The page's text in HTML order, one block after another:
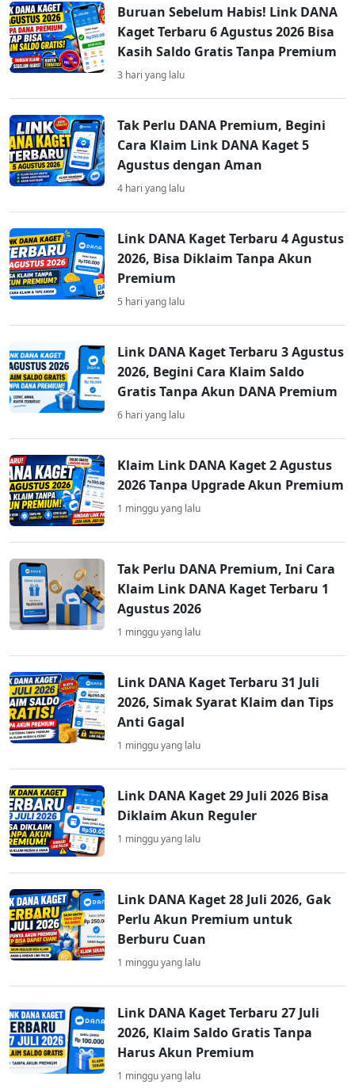
Buruan Sebelum Habis! Link DANA
Kaget Terbaru 6 Agustus 2026 Bisa
Kasih Saldo Gratis Tanpa Premium
3 hari yang lalu
Tak Perlu DANA Premium, Begini
Cara Klaim Link DANA Kaget 5
Agustus dengan Aman
4 hari yang lalu
Link DANA Kaget Terbaru 4 Agustus
2026, Bisa Diklaim Tanpa Akun
Premium
5 hari yang lalu
Link DANA Kaget Terbaru 3 Agustus
2026, Begini Cara Klaim Saldo
Gratis Tanpa Akun DANA Premium
6 hari yang lalu
Klaim Link DANA Kaget 2 Agustus
2026 Tanpa Upgrade Akun Premium
1 minggu yang lalu
Tak Perlu DANA Premium, Ini Cara
Klaim Link DANA Kaget Terbaru 1
Agustus 2026
1 minggu yang lalu
Link DANA Kaget Terbaru 31 Juli
2026, Simak Syarat Klaim dan Tips
Anti Gagal
1 minggu yang lalu
Link DANA Kaget 29 Juli 2026 Bisa
Diklaim Akun Reguler
1 minggu yang lalu
Link DANA Kaget 28 Juli 2026, Gak
Perlu Akun Premium untuk
Berburu Cuan
1 minggu yang lalu
Link DANA Kaget Terbaru 27 Juli
2026, Klaim Saldo Gratis Tanpa
Harus Akun Premium
1 minggu yang lalu